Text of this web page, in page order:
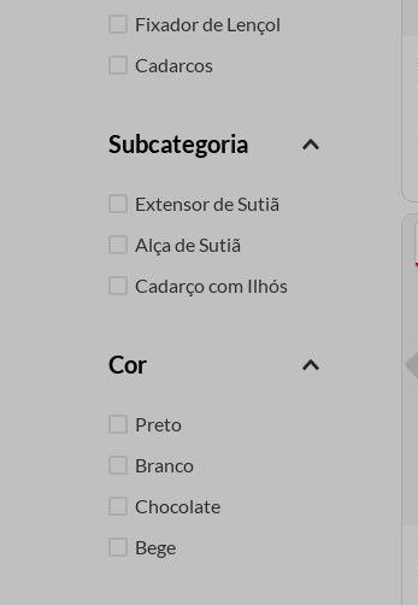
Fixador de Lençol
Cadarcos
Subcategoria
Extensor de Sutiã
Alça de Sutiã
Cadarço com Ilhós
Cor
Preto
Branco
Chocolate
Bege